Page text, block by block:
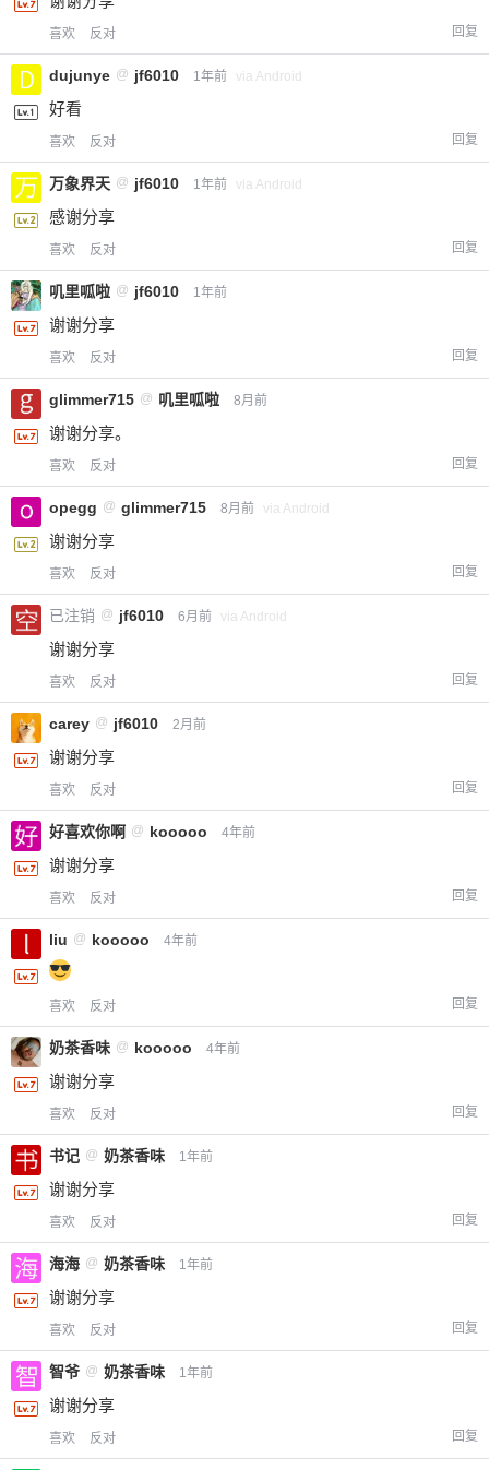
喜欢 反对 回复
dujunye @ jf6010 1年前 via Android
好看
喜欢 反对 回复
万象界天 @ jf6010 1年前 via Android
感谢分享
喜欢 反对 回复
叽里呱啦 @ jf6010 1年前
谢谢分享
喜欢 反对 回复
glimmer715 @ 叽里呱啦 8月前
谢谢分享。
喜欢 反对 回复
opegg @ glimmer715 8月前 via Android
谢谢分享
喜欢 反对 回复
已注销 @ jf6010 6月前 via Android
谢谢分享
喜欢 反对 回复
carey @ jf6010 2月前
谢谢分享
喜欢 反对 回复
好喜欢你啊 @ kooooo 4年前
谢谢分享
喜欢 反对 回复
liu @ kooooo 4年前
喜欢 反对 回复
奶茶香味 @ kooooo 4年前
谢谢分享
喜欢 反对 回复
书记 @ 奶茶香味 1年前
谢谢分享
喜欢 反对 回复
海海 @ 奶茶香味 1年前
谢谢分享
喜欢 反对 回复
智爷 @ 奶茶香味 1年前
谢谢分享
喜欢 反对 回复